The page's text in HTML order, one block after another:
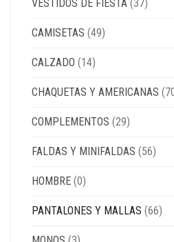
VESTIDOS DE FIESTA (37)
CAMISETAS (49)
CALZADO (14)
CHAQUETAS Y AMERICANAS
COMPLEMENTOS (29)
FALDAS Y MINIFALDAS (56)
HOMBRE (0)
PANTALONES Y MALLAS (66)